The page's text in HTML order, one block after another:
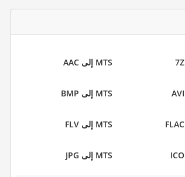
MTS إلى AAC
MTS إلى BMP
MTS إلى FLV
MTS إلى JPG